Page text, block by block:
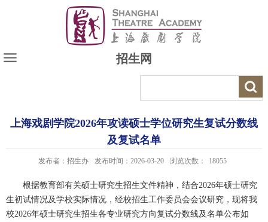
招生网
上海戏剧学院2026年攻读硕士学位研究生复试分数线
及复试名单
发布者：招生办 发布时间：2026-03-20 浏览次数： 18055
根据教育部有关硕士研究生招生文件精神，结合2026年硕士研究
生初试情况及学校实际情况，经校招生工作委员会会议研究，现将我
校2026年硕士研究生招生各专业研究方向复试分数线及名单公布如